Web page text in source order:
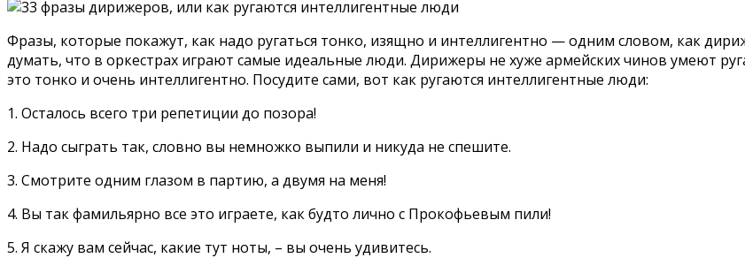
Фразы, которые покажут, как надо ругаться тонко, изящно и интеллигентно — одним словом, как
думать, что в оркестрах играют самые идеальные люди. Дирижеры не хуже армейских чинов умеют
это тонко и очень интеллигентно. Посудите сами, вот как ругаются интеллигентные люди:
1. Осталось всего три репетиции до позора!
2. Надо сыграть так, словно вы немножко выпили и никуда не спешите.
3. Смотрите одним глазом в партию, а двумя на меня!
4. Вы так фамильярно все это играете, как будто лично с Прокофьевым пили!
5. Я скажу вам сейчас, какие тут ноты, – вы очень удивитесь.